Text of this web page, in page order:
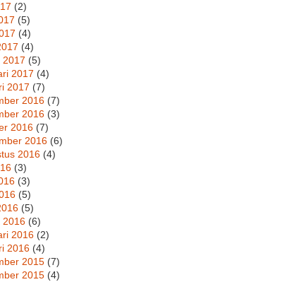
(2)
(5)
(4)
(4)
2017 (5)
2017 (4)
2017 (7)
2016 (7)
2016 (3)
2016 (7)
2016 (6)
2016 (4)
(3)
(3)
(5)
(5)
2016 (6)
2016 (2)
2016 (4)
2015 (7)
2015 (4)